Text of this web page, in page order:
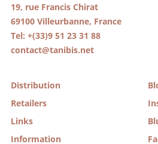
19, rue Francis Chirat
69100 Villeurbanne, France
Tel: +(33)9 51 23 31 88
contact@tanibis.net
Distribution
Retailers
Links
Information